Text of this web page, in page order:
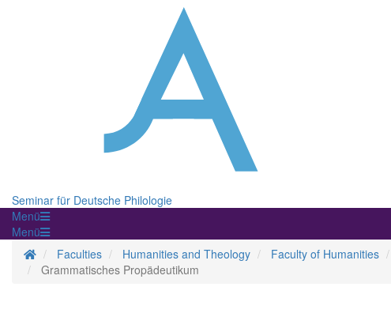
Seminar für Deutsche Philologie
Menü
Menü
Homepage
Faculties Humanities and Theology Faculty of Humanities
Grammatisches Propädeutikum